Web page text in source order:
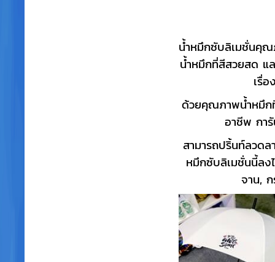
น้ำหมึกซับลิเมชั่นคุ
น้ำหมึกที่สีสวยสด แ
เรื่
ด้วยคุณภาพน้ำหมึก
อาชีพ กา
สามารถปริ้นท์ลวด
หมึกซับลิเมชั่นนี้ลง
จาน,